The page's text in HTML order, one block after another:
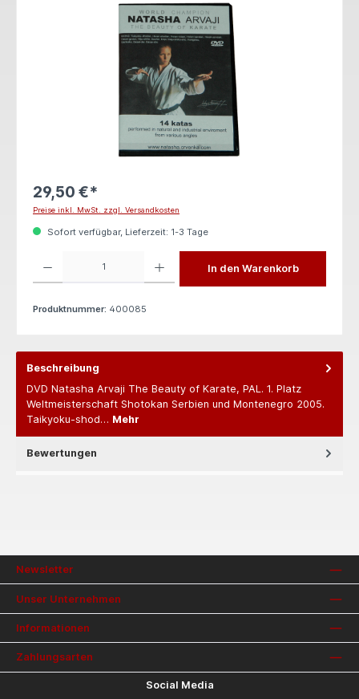
29,50 €*
Preise inkl. MwSt. zzgl. Versandkosten
Sofort verfügbar, Lieferzeit: 1-3 Tage
In den Warenkorb
Produktnummer: 400085
Beschreibung
DVD Natasha Arvaji The Beauty of Karate, PAL. 1. Platz
Weltmeisterschaft Shotokan Serbien und Montenegro 2005.
Taikyoku-shod… Mehr
Bewertungen
Newsletter
Unser Unternehmen
Informationen
Zahlungsarten
Social Media